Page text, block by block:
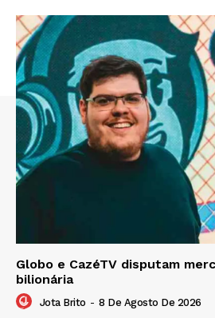
Globo e CazéTV disputam
bilionária
Jota Brito - 8 De Agosto De 2026